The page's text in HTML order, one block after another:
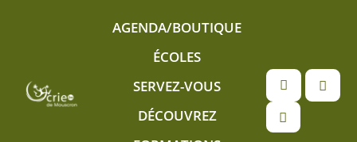
Aller au contenu principal
AGENDA/BOUTIQUE
ÉCOLES
SERVEZ-VOUS
DÉCOUVREZ